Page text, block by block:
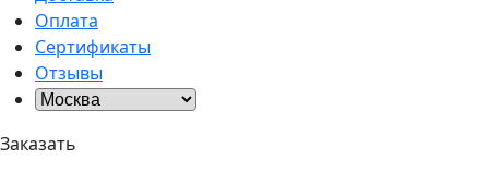
Оплата
Сертификаты
Отзывы
Заказать